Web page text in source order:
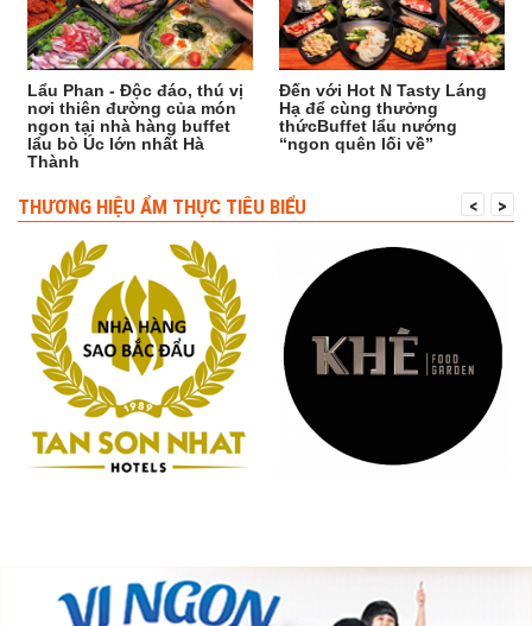
Lẩu Phan - Độc đáo, thú vị
nơi thiên đường của món
ngon tại nhà hàng buffet
lẩu bò Úc lớn nhất Hà
Thành
Đến với Hot N Tasty Láng
Hạ để cùng thưởng
thứcBuffet lẩu nướng
“ngon quên lối về”
THƯƠNG HIỆU ẨM THỰC TIÊU BIỂU < >